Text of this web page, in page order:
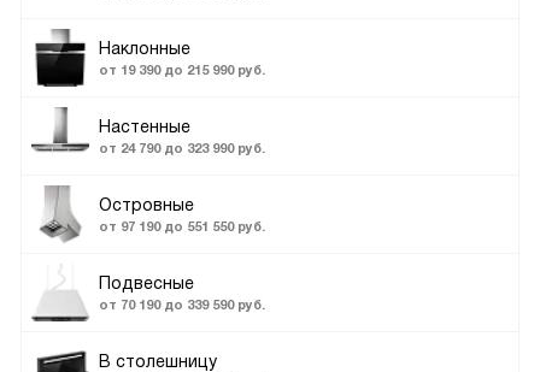
Наклонные
от 19 390 до 215 990 руб.
Настенные
от 24 790 до 323 990 руб.
Островные
от 97 190 до 551 550 руб.
Подвесные
от 70 190 до 339 590 руб.
В столешницу